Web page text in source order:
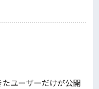
ユーザーだけが公開